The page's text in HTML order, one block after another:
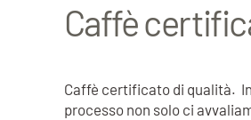
Caffè
Caffè certificato di qualità.
processo non solo ci